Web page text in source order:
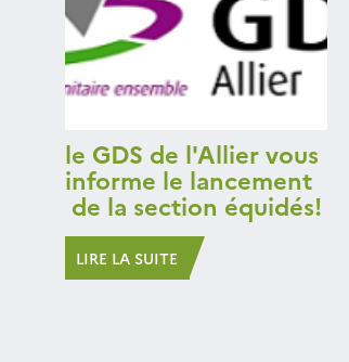
le GDS de l'Allier vous
informe le lancement
de la section équidés!
LIRE LA SUITE